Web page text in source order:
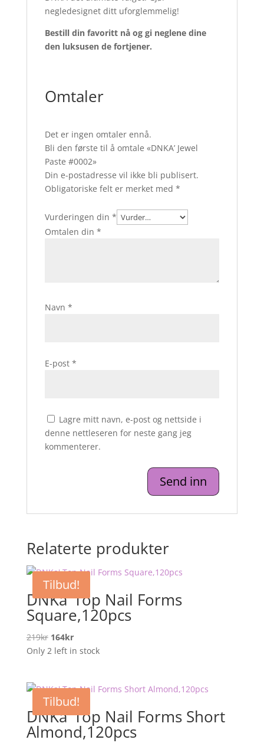
negledesignet ditt uforglemmelig!
Bestill din favoritt nå og gi neglene dine
den luksusen de fortjener.
Omtaler
Det er ingen omtaler ennå.
Bli den første til å omtale «DNKA’ Jewel
Paste #0002»
Din e-postadresse vil ikke bli publisert.
Obligatoriske felt er merket med *
Vurderingen din *
Omtalen din *
Navn *
E-post *
Lagre mitt navn, e-post og nettside i
denne nettleseren for neste gang jeg
kommenterer.
Relaterte produkter
Tilbud!
DNKa’ Top Nail Forms
Square,120pcs
219kr Opprinnelig
pris
164krNåværende
pris
Only 2 left in stock
Tilbud!
DNKa’ Top Nail Forms Short
Almond,120pcs